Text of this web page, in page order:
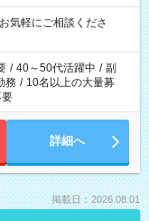
気軽にご相談くださ
/ 40～50代活躍中 / 副
務 / 10名以上の大量募
詳細へ
掲載日：2026.08.01